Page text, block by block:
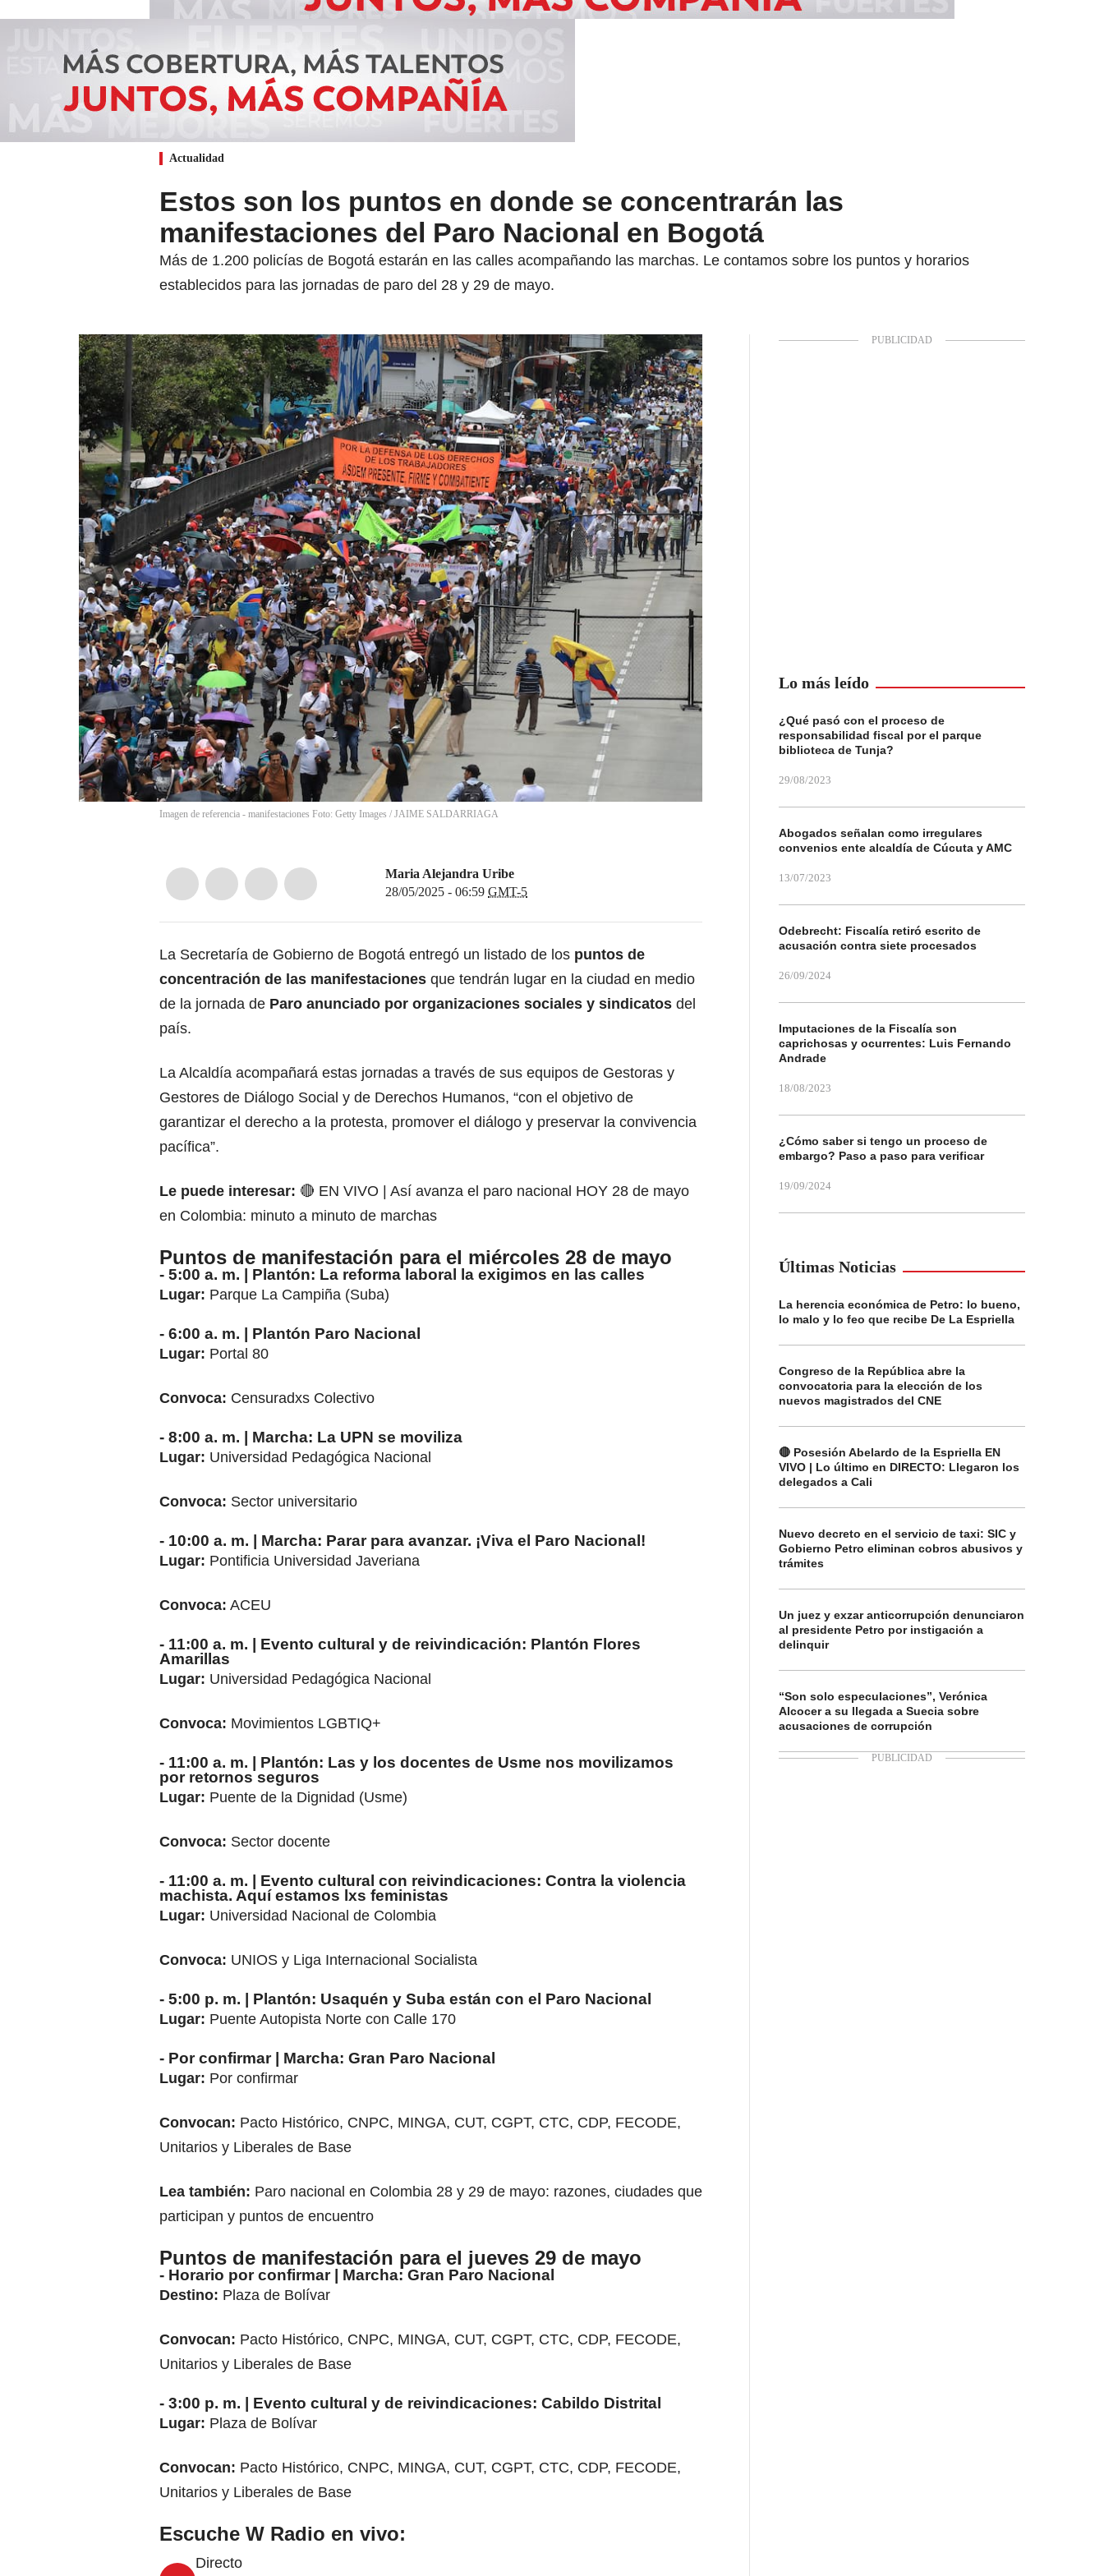
Actualidad
Estos son los puntos en donde se concentrarán las
manifestaciones del Paro Nacional en Bogotá
Más de 1.200 policías de Bogotá estarán en las calles acompañando las marchas. Le contamos sobre los puntos y horarios
establecidos para las jornadas de paro del 28 y 29 de mayo.
Imagen de referencia - manifestaciones Foto: Getty Images / JAIME SALDARRIAGA
Maria Alejandra Uribe
28/05/2025 - 06:59 GMT-5
La Secretaría de Gobierno de Bogotá entregó un listado de los puntos de
concentración de las manifestaciones que tendrán lugar en la ciudad en medio
de la jornada de Paro anunciado por organizaciones sociales y sindicatos del
país.
La Alcaldía acompañará estas jornadas a través de sus equipos de Gestoras y
Gestores de Diálogo Social y de Derechos Humanos, “con el objetivo de
garantizar el derecho a la protesta, promover el diálogo y preservar la convivencia
pacífica”.
Le puede interesar: 🔴 EN VIVO | Así avanza el paro nacional HOY 28 de mayo
en Colombia: minuto a minuto de marchas
Puntos de manifestación para el miércoles 28 de mayo
- 5:00 a. m. | Plantón: La reforma laboral la exigimos en las calles
Lugar: Parque La Campiña (Suba)
- 6:00 a. m. | Plantón Paro Nacional
Lugar: Portal 80
Convoca: Censuradxs Colectivo
- 8:00 a. m. | Marcha: La UPN se moviliza
Lugar: Universidad Pedagógica Nacional
Convoca: Sector universitario
- 10:00 a. m. | Marcha: Parar para avanzar. ¡Viva el Paro Nacional!
Lugar: Pontificia Universidad Javeriana
Convoca: ACEU
- 11:00 a. m. | Evento cultural y de reivindicación: Plantón Flores
Amarillas
Lugar: Universidad Pedagógica Nacional
Convoca: Movimientos LGBTIQ+
- 11:00 a. m. | Plantón: Las y los docentes de Usme nos movilizamos
por retornos seguros
Lugar: Puente de la Dignidad (Usme)
Convoca: Sector docente
- 11:00 a. m. | Evento cultural con reivindicaciones: Contra la violencia
machista. Aquí estamos lxs feministas
Lugar: Universidad Nacional de Colombia
Convoca: UNIOS y Liga Internacional Socialista
- 5:00 p. m. | Plantón: Usaquén y Suba están con el Paro Nacional
Lugar: Puente Autopista Norte con Calle 170
- Por confirmar | Marcha: Gran Paro Nacional
Lugar: Por confirmar
Convocan: Pacto Histórico, CNPC, MINGA, CUT, CGPT, CTC, CDP, FECODE,
Unitarios y Liberales de Base
Lea también: Paro nacional en Colombia 28 y 29 de mayo: razones, ciudades que
participan y puntos de encuentro
Puntos de manifestación para el jueves 29 de mayo
- Horario por confirmar | Marcha: Gran Paro Nacional
Destino: Plaza de Bolívar
Convocan: Pacto Histórico, CNPC, MINGA, CUT, CGPT, CTC, CDP, FECODE,
Unitarios y Liberales de Base
- 3:00 p. m. | Evento cultural y de reivindicaciones: Cabildo Distrital
Lugar: Plaza de Bolívar
Convocan: Pacto Histórico, CNPC, MINGA, CUT, CGPT, CTC, CDP, FECODE,
Unitarios y Liberales de Base
Escuche W Radio en vivo:
Directo
Lo más leído
¿Qué pasó con el proceso de
responsabilidad fiscal por el parque
biblioteca de Tunja?
29/08/2023
Abogados señalan como irregulares
convenios ente alcaldía de Cúcuta y AMC
13/07/2023
Odebrecht: Fiscalía retiró escrito de
acusación contra siete procesados
26/09/2024
Imputaciones de la Fiscalía son
caprichosas y ocurrentes: Luis Fernando
Andrade
18/08/2023
¿Cómo saber si tengo un proceso de
embargo? Paso a paso para verificar
19/09/2024
Últimas Noticias
La herencia económica de Petro: lo bueno,
lo malo y lo feo que recibe De La Espriella
Congreso de la República abre la
convocatoria para la elección de los
nuevos magistrados del CNE
🔴 Posesión Abelardo de la Espriella EN
VIVO | Lo último en DIRECTO: Llegaron los
delegados a Cali
Nuevo decreto en el servicio de taxi: SIC y
Gobierno Petro eliminan cobros abusivos y
trámites
Un juez y exzar anticorrupción denunciaron
al presidente Petro por instigación a
delinquir
“Son solo especulaciones”, Verónica
Alcocer a su llegada a Suecia sobre
acusaciones de corrupción